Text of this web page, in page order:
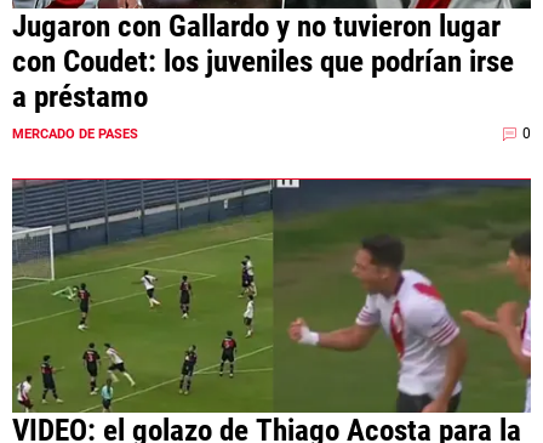
Jugaron con Gallardo y no tuvieron lugar
con Coudet: los juveniles que podrían irse
a préstamo
MERCADO DE PASES 0
VIDEO: el golazo de Thiago Acosta para la